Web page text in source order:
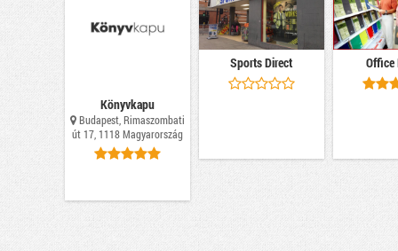
Könyvkapu
Budapest, Rimaszombati
út 17, 1118 Magyarország
Sports Direct Office